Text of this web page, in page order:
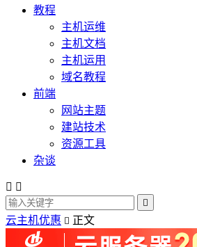
教程
主机运维
主机文档
主机运用
域名教程
前端
网站主题
建站技术
资源工具
杂谈
 

云主机优惠  正文